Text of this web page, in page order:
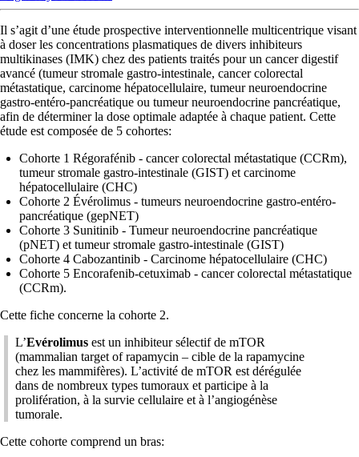
Il s’agit d’une étude prospective interventionnelle multicentrique visant
à doser les concentrations plasmatiques de divers inhibiteurs
multikinases (IMK) chez des patients traités pour un cancer digestif
avancé (tumeur stromale gastro-intestinale, cancer colorectal
métastatique, carcinome hépatocellulaire, tumeur neuroendocrine
gastro-entéro-pancréatique ou tumeur neuroendocrine pancréatique,
afin de déterminer la dose optimale adaptée à chaque patient. Cette
étude est composée de 5 cohortes:
Cohorte 1 Régorafénib - cancer colorectal métastatique (CCRm),
tumeur stromale gastro-intestinale (GIST) et carcinome
hépatocellulaire (CHC)
Cohorte 2 Évérolimus - tumeurs neuroendocrine gastro-entéro-
pancréatique (gepNET)
Cohorte 3 Sunitinib - Tumeur neuroendocrine pancréatique
(pNET) et tumeur stromale gastro-intestinale (GIST)
Cohorte 4 Cabozantinib - Carcinome hépatocellulaire (CHC)
Cohorte 5 Encorafenib-cetuximab - cancer colorectal métastatique
(CCRm).
Cette fiche concerne la cohorte 2.
L’Evérolimus est un inhibiteur sélectif de mTOR
(mammalian target of rapamycin – cible de la rapamycine
chez les mammifères). L’activité de mTOR est dérégulée
dans de nombreux types tumoraux et participe à la
prolifération, à la survie cellulaire et à l’angiogénèse
tumorale.
Cette cohorte comprend un bras: